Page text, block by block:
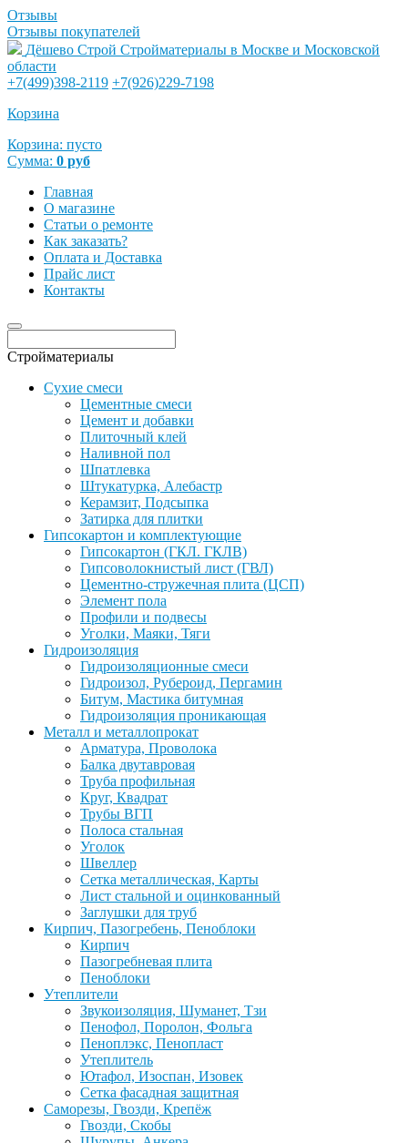
Отзывы
Отзывы покупателей
Дёшево Строй Стройматериалы в Москве и Московской
области
+7(499)398-2119 +7(926)229-7198
Корзина
Корзина: пусто
Сумма: 0 руб
Главная
О магазине
Статьи о ремонте
Как заказать?
Оплата и Доставка
Прайс лист
Контакты
Стройматериалы
Сухие смеси
Цементные смеси
Цемент и добавки
Плиточный клей
Наливной пол
Шпатлевка
Штукатурка, Алебастр
Керамзит, Подсыпка
Затирка для плитки
Гипсокартон и комплектующие
Гипсокартон (ГКЛ. ГКЛВ)
Гипсоволокнистый лист (ГВЛ)
Цементно-стружечная плита (ЦСП)
Элемент пола
Профили и подвесы
Уголки, Маяки, Тяги
Гидроизоляция
Гидроизоляционные смеси
Гидроизол, Рубероид, Пергамин
Битум, Мастика битумная
Гидроизоляция проникающая
Металл и металлопрокат
Арматура, Проволока
Балка двутавровая
Труба профильная
Круг, Квадрат
Трубы ВГП
Полоса стальная
Уголок
Швеллер
Сетка металлическая, Карты
Лист стальной и оцинкованный
Заглушки для труб
Кирпич, Пазогребень, Пеноблоки
Кирпич
Пазогребневая плита
Пеноблоки
Утеплители
Звукоизоляция, Шуманет, Тзи
Пенофол, Поролон, Фольга
Пеноплэкс, Пенопласт
Утеплитель
Ютафол, Изоспан, Изовек
Сетка фасадная защитная
Саморезы, Гвозди, Крепёж
Гвозди, Скобы